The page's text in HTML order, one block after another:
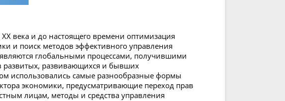
века и до настоящего времени оптимизация
и поиск методов эффективного управления
глобальными процессами, получившими
развитых, развивающихся и бывших
использовались самые разнообразные формы
экономики, предусматривающие переход прав
лицам, методы и средства управления